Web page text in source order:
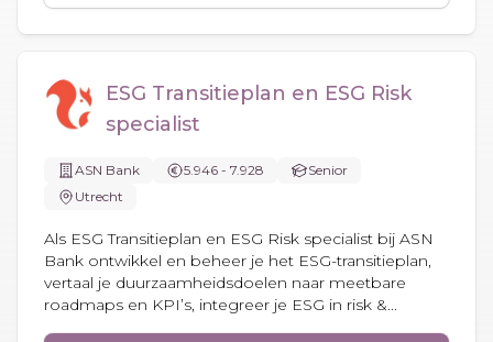
ESG Transitieplan en ESG Risk
specialist
ASN Bank 5.946 - 7.928
Senior
Utrecht
Als ESG Transitieplan en ESG Risk specialist bij ASN
Bank ontwikkel en beheer je het ESG-transitieplan,
vertaal je duurzaamheidsdoelen naar meetbare
roadmaps en KPI’s, integreer je ESG in risk &...